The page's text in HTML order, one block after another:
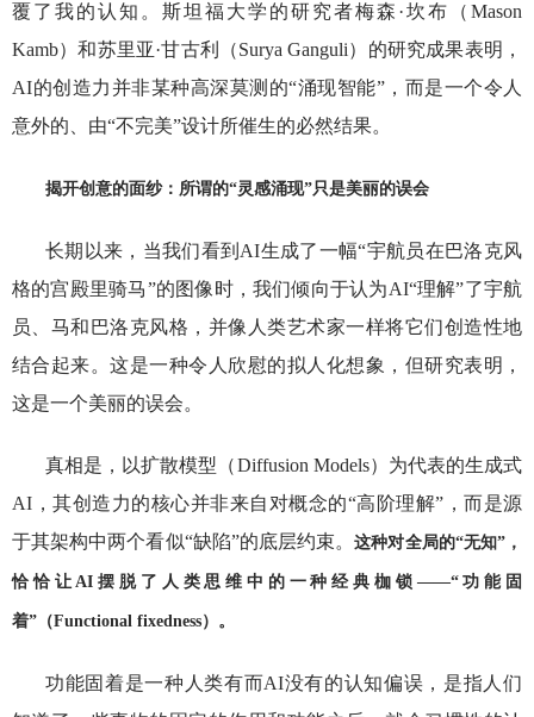
覆了我的认知。斯坦福大学的研究者梅森·坎布（Mason
Kamb）和苏里亚·甘古利（Surya Ganguli）的研究成果表明，
AI的创造力并非某种高深莫测的“涌现智能”，而是一个令人
意外的、由“不完美”设计所催生的必然结果。
揭开创意的面纱：所谓的“灵感涌现”只是美丽的误会
长期以来，当我们看到AI生成了一幅“宇航员在巴洛克风
格的宫殿里骑马”的图像时，我们倾向于认为AI“理解”了宇航
员、马和巴洛克风格，并像人类艺术家一样将它们创造性地
结合起来。这是一种令人欣慰的拟人化想象，但研究表明，
这是一个美丽的误会。
真相是，以扩散模型（Diffusion Models）为代表的生成式
AI，其创造力的核心并非来自对概念的“高阶理解”，而是源
于其架构中两个看似“缺陷”的底层约束。这种对全局的“无知”，
恰恰让AI摆脱了人类思维中的一种经典枷锁——“功能固
着”（Functional fixedness）。
功能固着是一种人类有而AI没有的认知偏误，是指人们